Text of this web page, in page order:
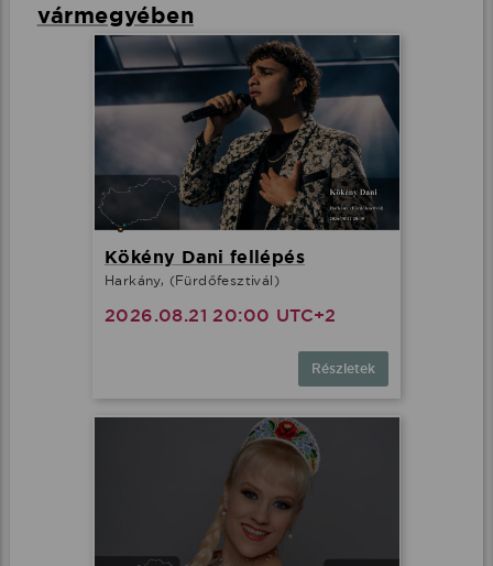
vármegyében
Kökény Dani fellépés
Harkány, (Fürdőfesztivál)
2026.08.21 20:00 UTC+2
Részletek